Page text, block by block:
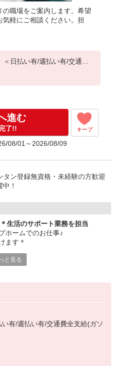
職場をご案内します。希望
軽にご相談ください。担
日払い有/週払い有/交通費
進む
了!! キープ
08/01～2026/08/09
タン登録無資格・未経験の方歓迎
！
生活のサポート業務を担当
ホームでのお仕事♪
ます＊
ション
い
と見る
有/週払い有/交通費全支給(ガソ